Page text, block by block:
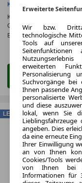
Kraftstoff
Kraftstoffverbr.¹:
CO
-Emissionen*: ca. 0 g/
Effizienzklasse: A
Zum Leasing
LEASING
Erweiterte
Wir bzw.
technologische
Tools auf
erweiterten
Personalisierung
Suchvorgänge bei
Ihnen passende
personalisierte
und diese
lokal, wenn Sie
angeben. Dies
da eine erneute
Ihrer Einwilligung
an von Ihnen
Cookies/Tools
von Ihnen bei
Informationen für